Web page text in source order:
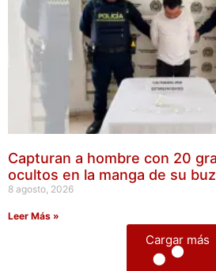
Capturan a hombre con 20
ocultos en la manga de su
8 agosto, 2026
Leer Más »
Cargar más